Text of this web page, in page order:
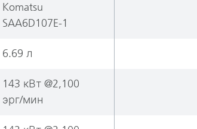
Komatsu
SAA6D107E-1
6.69 л
143 кВт @2,100
эрг/мин